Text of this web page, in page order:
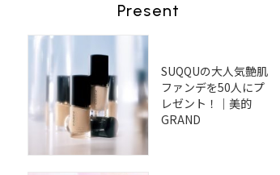
Present
SUQQUの大人気艶肌
ファンデを50人にプ
レゼント！｜美的
GRAND